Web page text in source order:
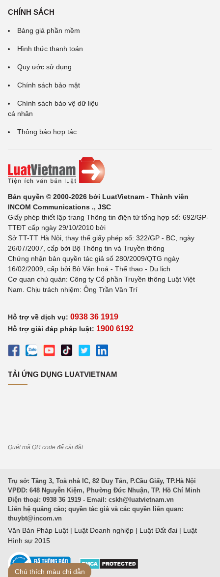
CHÍNH SÁCH
Bảng giá phần mềm
Hình thức thanh toán
Quy ước sử dụng
Chính sách bảo mật
Chính sách bảo vệ dữ liệu
cá nhân
Thông báo hợp tác
Bản quyền © 2000-2026 bởi LuatVietnam - Thành viên
INCOM Communications ., JSC
Giấy phép thiết lập trang Thông tin điện tử tổng hợp số: 692/GP-
TTĐT cấp ngày 29/10/2010 bởi
Sở TT-TT Hà Nội, thay thế giấy phép số: 322/GP - BC, ngày
26/07/2007, cấp bởi Bộ Thông tin và Truyền thông
Chứng nhận bản quyền tác giả số 280/2009/QTG ngày
16/02/2009, cấp bởi Bộ Văn hoá - Thể thao - Du lịch
Cơ quan chủ quản: Công ty Cổ phần Truyền thông Luật Việt
Nam. Chịu trách nhiệm: Ông Trần Văn Trí
Hỗ trợ về dịch vụ: 0938 36 1919
Hỗ trợ giải đáp pháp luật: 1900 6192
TẢI ỨNG DỤNG LUATVIETNAM
Quét mã QR code để cài đặt
Trụ sở: Tầng 3, Toà nhà IC, 82 Duy Tân, P.Cầu Giấy, TP.Hà Nội
VPĐD: 648 Nguyễn Kiệm, Phường Đức Nhuận, TP. Hồ Chí Minh
Điện thoại: 0938 36 1919 - Email: cskh@luatvietnam.vn
Liên hệ quảng cáo; quyền tác giả và các quyền liên quan:
thuybt@incom.vn
Văn Bản Pháp Luật | Luật Doanh nghiệp | Luật Đất đai | Luật
Hình sự 2015
Chú thích màu chỉ dẫn